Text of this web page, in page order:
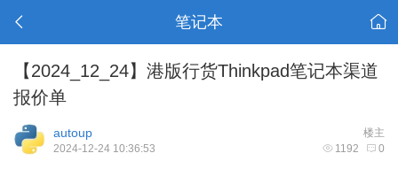
笔记本
【2024_12_24】港版行货Thinkpad笔记本渠道
报价单
楼主
autoup
1192 0
2024-12-24 10:36:53